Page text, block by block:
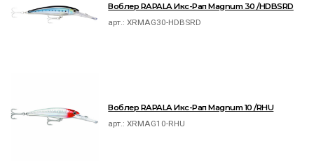
Воблер RAPALA Икс-Рап Magnum 30 /HDBSRD
арт.:XRMAG30-HDBSRD
Воблер RAPALA Икс-Рап Magnum 10 /RHU
арт.:XRMAG10-RHU